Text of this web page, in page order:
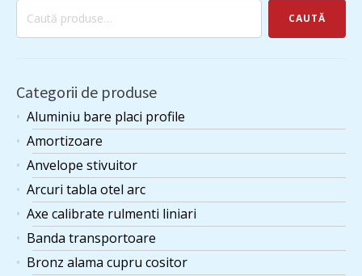
Caută
CAUTĂ
Categorii de produse
Aluminiu bare placi profile
Amortizoare
Anvelope stivuitor
Arcuri tabla otel arc
Axe calibrate rulmenti liniari
Banda transportoare
Bronz alama cupru cositor